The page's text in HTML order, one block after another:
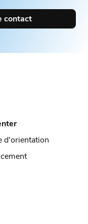
contact
d'orientation